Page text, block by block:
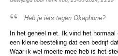
Heb je iets tegen Okaphone?
In het geheel niet. Ik vind het
een kleine besteliing dat een bedrijf
Waar ik wel moeite mee heb is het